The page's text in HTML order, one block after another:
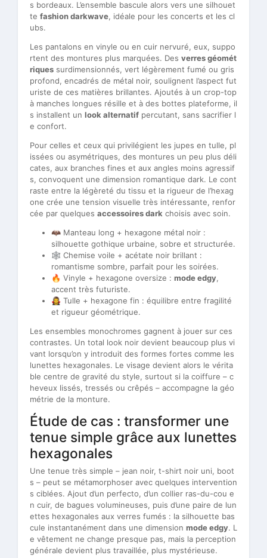
s bordeaux. L’ensemble bascule alors vers une silhouet
te fashion darkwave, idéale pour les concerts et les cl
ubs.
Les pantalons en vinyle ou en cuir nervuré, eux, suppo
rtent des montures plus marquées. Des verres géomét
riques surdimensionnés, vert légèrement fumé ou gris
profond, encadrés de métal noir, soulignent l’aspect fut
uriste de ces matières brillantes. Ajoutés à un crop-top
à manches longues résille et à des bottes plateforme, il
s installent un look alternatif percutant, sans sacrifier l
e confort.
Pour celles et ceux qui privilégient les jupes en tulle, pl
issées ou asymétriques, des montures un peu plus déli
cates, aux branches fines et aux angles moins agressif
s, convoquent une dimension romantique dark. Le cont
raste entre la légèreté du tissu et la rigueur de l’hexag
one crée une tension visuelle très intéressante, renfor
cée par quelques accessoires dark choisis avec soin.
🦇 Manteau long + hexagone métal noir :
silhouette gothique urbaine, sobre et structurée.
🕸 Chemise voile + acétate noir brillant :
romantisme sombre, parfait pour les soirées.
🔥 Vinyle + hexagone oversize : mode edgy,
accent très futuriste.
🧛‍♀️ Tulle + hexagone fin : équilibre entre fragilité
et rigueur géométrique.
Les ensembles monochromes gagnent à jouer sur ces
contrastes. Un total look noir devient beaucoup plus vi
vant lorsqu’on y introduit des formes fortes comme les
lunettes hexagonales. Le visage devient alors le vérita
ble centre de gravité du style, surtout si la coiffure – c
heveux lissés, tressés ou crêpés – accompagne la géo
métrie de la monture.
Étude de cas : transformer une
tenue simple grâce aux lunettes
hexagonales
Une tenue très simple – jean noir, t-shirt noir uni, boot
s – peut se métamorphoser avec quelques intervention
s ciblées. Ajout d’un perfecto, d’un collier ras-du-cou e
n cuir, de bagues volumineuses, puis d’une paire de lun
ettes hexagonales aux verres fumés : la silhouette bas
cule instantanément dans une dimension mode edgy. L
e vêtement ne change presque pas, mais la perception
générale devient plus travaillée, plus mystérieuse.